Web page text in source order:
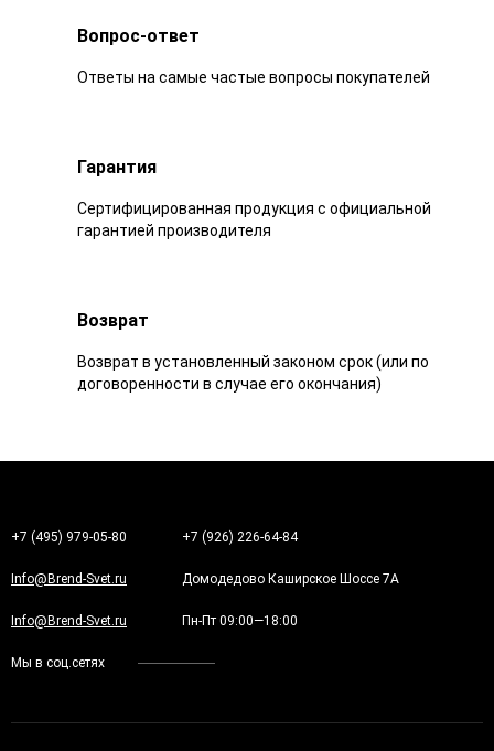
Вопрос-ответ
Ответы на самые частые вопросы покупателей
Гарантия
Сертифицированная продукция с официальной
гарантией производителя
Возврат
Возврат в установленный законом срок (или по
договоренности в случае его окончания)
+7 (495) 979-05-80 +7 (926) 226-64-84
Info@Brend-Svet.ru Домодедово Каширское Шоссе 7А
Info@Brend-Svet.ru Пн-Пт 09:00—18:00
Мы в соц.сетях